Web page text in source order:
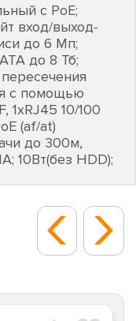
с PoE;
вход/выход-
до 6 Мп;
до 8 Тб;
c помощью
1хRJ45 10/100
(af/at)
до 300м,
10Вт(без HDD);